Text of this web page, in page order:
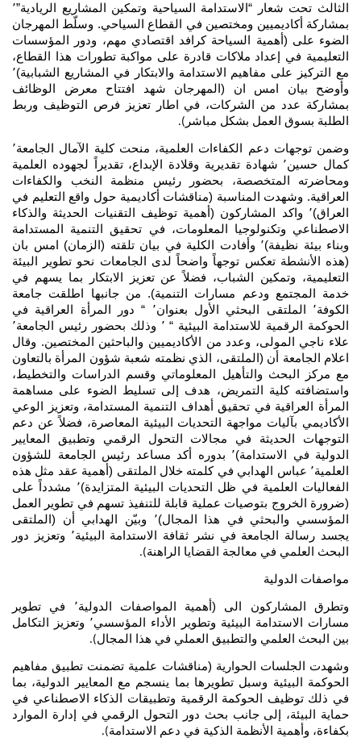
الثالث تحت شعار “الاستدامة السياحية وتمكين المشاريع الريادية”٬
بمشاركة أكاديميين ومختصين في القطاع السياحي. وسلّط المهرجان
الضوء على (أهمية السياحة كرافد اقتصادي مهم، ودور المؤسسات
التعليمية في إعداد ملاكات قادرة على مواكبة تطورات هذا القطاع،
مع التركيز على مفاهيم الاستدامة والابتكار في المشاريع الشبابية)٬
وأوضح بيان امس ان (المهرجان شهد افتتاح معرض الوظائف
بمشاركة عدد من الشركات، في اطار تعزيز فرص التوظيف وربط
الطلبة بسوق العمل بشكل مباشر ).
وضمن توجهات دعم الكفاءات العلمية، منحت كلية الآمال الجامعة٬
كمال حسين٬ شهادة تقديرية وقلادة الإبداع، تقديراً لجهوده العلمية
ومحاضرته المتخصصة، بحضور رئيس منظمة النخب والكفاءات
العراقية. وشهدت المناسبة (مناقشات أكاديمية حول واقع التعليم في
العراق)٬ واكد المشاركون (أهمية توظيف التقنيات الحديثة والذكاء
الاصطناعي وتكنولوجيا المعلومات، في تحقيق التنمية المستدامة
وبناء بيئة نظيفة)٬ وأفادت الكلية في بيان تلقته (الزمان) امس بان
(هذه الأنشطة تعكس توجهاً واضحاً لدى الجامعات نحو تطوير البيئة
التعليمية، وتمكين الشباب، فضلاً عن تعزيز الابتكار بما يسهم في
خدمة المجتمع ودعم مسارات التنمية). من جانبها اطلقت جامعة
الكوفة٬ الملتقى البحثي الأول بعنوان٬ “ دور المرأة العراقية في
الحوكمة الرقمية للاستدامة البيئية “ ٬ وذلك بحضور رئيس الجامعة٬
علاء ناجي المولى، وعدد من الأكاديميين والباحثين المختصين. وقال
اعلام الجامعة أن (الملتقى، الذي نظمته شعبة شؤون المرأة بالتعاون
مع مركز البحث والتأهيل المعلوماتي وقسم الدراسات والتخطيط،
واستضافته كلية التمريض، هدف إلى تسليط الضوء على مساهمة
المرأة العراقية في تحقيق أهداف التنمية المستدامة، وتعزيز الوعي
الأكاديمي بآليات مواجهة التحديات البيئية المعاصرة، فضلاً عن دعم
التوجهات الحديثة في مجالات التحول الرقمي وتطبيق المعايير
الدولية في الاستدامة)٬ بدوره أكد مساعد رئيس الجامعة للشؤون
العلمية٬ عباس الهدابي في كلمته خلال الملتقى (أهمية عقد مثل هذه
الفعاليات العلمية في ظل التحديات البيئية المتزايدة)٬ مشدداً على
(ضرورة الخروج بتوصيات عملية قابلة للتنفيذ تسهم في تطوير العمل
المؤسسي والبحثي في هذا المجال)٬ وبيّن الهدابي أن (الملتقى
يجسد رسالة الجامعة في نشر ثقافة الاستدامة البيئية٬ وتعزيز دور
البحث العلمي في معالجة القضايا الراهنة ).
مواصفات الدولية
وتطرق المشاركون الى (أهمية المواصفات الدولية٬ في تطوير
مسارات الاستدامة البيئية وتطوير الأداء المؤسسي٬ وتعزيز التكامل
بين البحث العلمي والتطبيق العملي في هذا المجال ).
وشهدت الجلسات الحوارية (مناقشات علمية تضمنت تطبيق مفاهيم
الحوكمة البيئية وسبل تطويرها بما ينسجم مع المعايير الدولية، بما
في ذلك توظيف الحوكمة الرقمية وتطبيقات الذكاء الاصطناعي في
حماية البيئة، إلى جانب بحث دور التحول الرقمي في إدارة الموارد
بكفاءة، وأهمية الأنظمة الذكية في دعم الاستدامة ).